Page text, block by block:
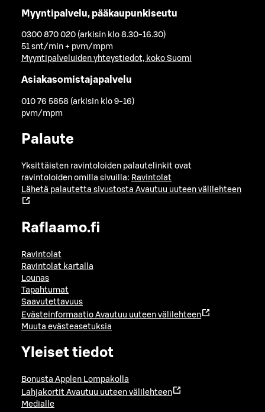
Myyntipalvelu, pääkaupunkiseutu
0300 870 020 (arkisin klo 8.30-16.30)
51 snt/min + pvm/mpm
Myyntipalveluiden yhteystiedot, koko Suomi
Asiakasomistajapalvelu
010 76 5858 (arkisin klo 9-16)
pvm/mpm
Palaute
Yksittäisten ravintoloiden palautelinkit ovat
ravintoloiden omilla sivuilla: Ravintolat
Lähetä palautetta sivustosta Avautuu uuteen välilehteen
Raflaamo.fi
Ravintolat
Ravintolat kartalla
Lounas
Tapahtumat
Saavutettavuus
Evästeinformaatio Avautuu uuteen välilehteen
Muuta evästeasetuksia
Yleiset tiedot
Bonusta Applen Lompakolla
Lahjakortit Avautuu uuteen välilehteen
Medialle